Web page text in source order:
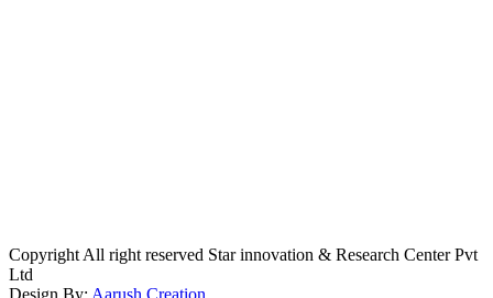
Copyright All right reserved Star innovation & Research Center Pvt
Ltd
Design By: Aarush Creation